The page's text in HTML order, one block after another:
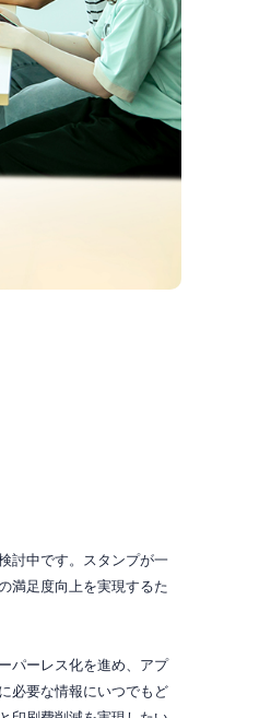
討中です。スタンプが一
満足度向上を実現するた
パーレス化を進め、アプ
必要な情報にいつでもど